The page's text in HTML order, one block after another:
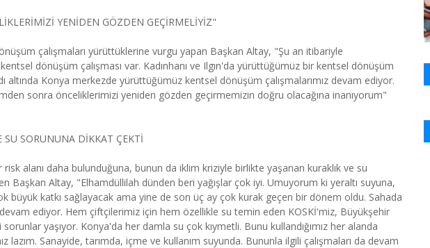
YENİDEN GÖZDEN GEÇİRMELİYİZ"
çalışmaları yürüttüklerine vurgu yapan Başkan Altay, "Şu an itibariyle
dönüşüm çalışması var. Kadınhanı ve Ilgın'da yürüttüğümüz bir kentsel dönüşüm
altında Konya merkezde yürüttüğümüz kentsel dönüşüm çalışmalarımız devam ediyor.
sonra önceliklerimizi yeniden gözden geçirmemizin doğru olacağına inanıyorum"
SU SORUNUNA DİKKAT ÇEKTİ
alanı daha bulunduğuna, bunun da iklim kriziyle birlikte yaşanan kuraklık ve su
Başkan Altay, "Elhamdüllilah dünden beri yağışlar çok iyi. Umuyorum ki yeraltı suyuna,
büyük katkı sağlayacak ama yine de son üç ay çok kurak geçen bir dönem oldu. Sahada
ediyor. Hem çiftçilerimiz için hem özellikle su temin eden KOSKİ'miz, Büyükşehir
yaşıyor. Konya'da her damla su çok kıymetli. Bunu kullandığımız her alanda
lazım. Sanayide, tarımda, içme ve kullanım suyunda. Bununla ilgili çalışmaları da devam